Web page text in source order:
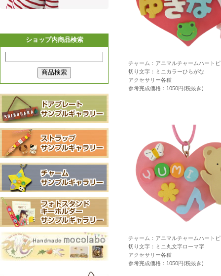
チャーム：アニマルチャームハート
切り文字：ミニカラーひらがな
アクセサリー各種
参考完成価格：1050円(税抜き)
チャーム：アニマルチャームハート
切り文字：ミニ丸文字ローマ字
アクセサリー各種
参考完成価格：1050円(税抜き)